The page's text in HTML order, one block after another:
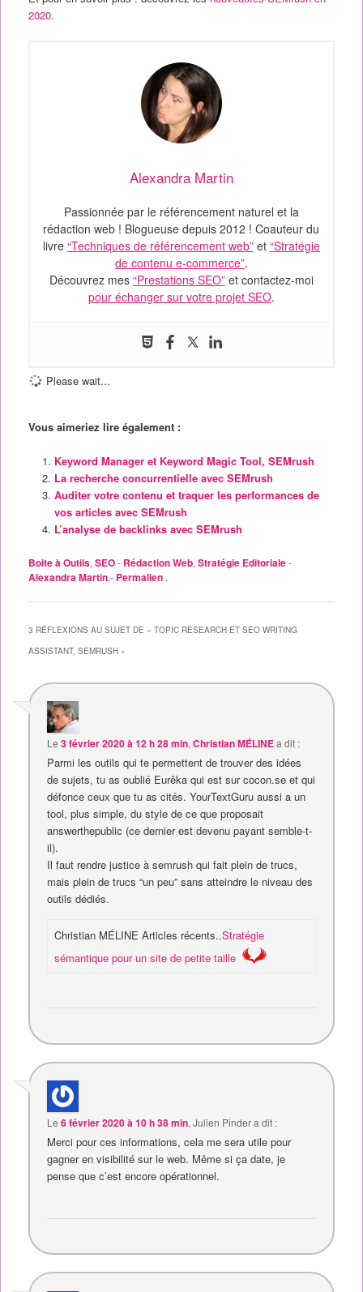
2020.
Alexandra Martin
Passionnée par le référencement naturel et la
rédaction web ! Blogueuse depuis 2012 ! Coauteur du
livre “Techniques de référencement web” et “Stratégie
de contenu e-commerce”.
Découvrez mes “Prestations SEO” et contactez-moi
pour échanger sur votre projet SEO.
Please wait...
Vous aimeriez lire également :
Keyword Manager et Keyword Magic Tool, SEMrush
La recherche concurrentielle avec SEMrush
Auditer votre contenu et traquer les performances de
vos articles avec SEMrush
L’analyse de backlinks avec SEMrush
Boite à Outils, SEO- Rédaction Web, Stratégie Editoriale-
Alexandra Martin.- Permalien .
3 RÉFLEXIONS AU SUJET DE « TOPIC RESEARCH ET SEO WRITING
ASSISTANT, SEMRUSH»
Le3 février 2020 à 12 h 28 min,Christian MÉLINEa dit :
Parmi les outils qui te permettent de trouver des idées
de sujets, tu as oublié Eurêka qui est sur cocon.se et qui
défonce ceux que tu as cités. YourTextGuru aussi a un
tool, plus simple, du style de ce que proposait
answerthepublic (ce dernier est devenu payant semble-t-
il).
Il faut rendre justice à semrush qui fait plein de trucs,
mais plein de trucs “un peu” sans atteindre le niveau des
outils dédiés.
Christian MÉLINE Articles récents..Stratégie
sémantique pour un site de petite taille
Le6 février 2020 à 10 h 38 min,Julien Pindera dit :
Merci pour ces informations, cela me sera utile pour
gagner en visibilité sur le web. Même si ça date, je
pense que c’est encore opérationnel.